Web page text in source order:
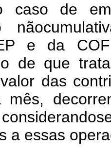
caso de
e da
de que
das
mês,
a essas